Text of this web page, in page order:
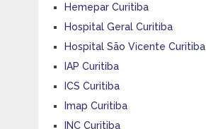
Hemepar Curitiba
Hospital Geral Curitiba
Hospital São Vicente Curitiba
IAP Curitiba
ICS Curitiba
Imap Curitiba
INC Curitiba